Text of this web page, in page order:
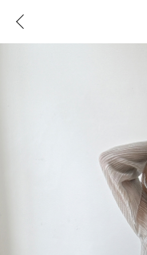
로그인
리뷰 & 혜택
CATEGORY